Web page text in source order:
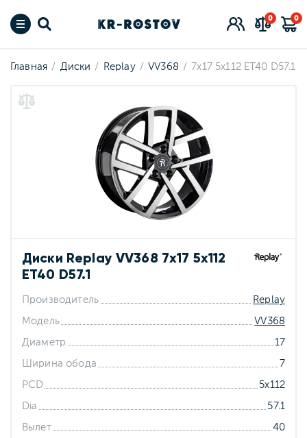
0 0
Главная Диски Replay VV368 7x17 5x112 ET40 D57.1
Диски Replay VV368 7x17 5x112
ET40 D57.1
Производитель Replay
Модель VV368
Диаметр 17
Ширина обода 7
PCD 5x112
Dia 57.1
Вылет 40